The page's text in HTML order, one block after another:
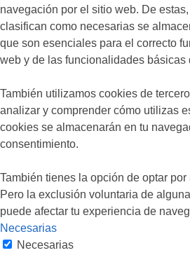
navegación por el sitio web. De
clasifican como necesarias se
que son esenciales para el correcto
web y de las funcionalidades básicas
También utilizamos cookies de
analizar y comprender cómo utilizas
cookies se almacenarán en tu
consentimiento.
También tienes la opción de optar
Pero la exclusión voluntaria de
puede afectar tu experiencia de
Necesarias
Necesarias